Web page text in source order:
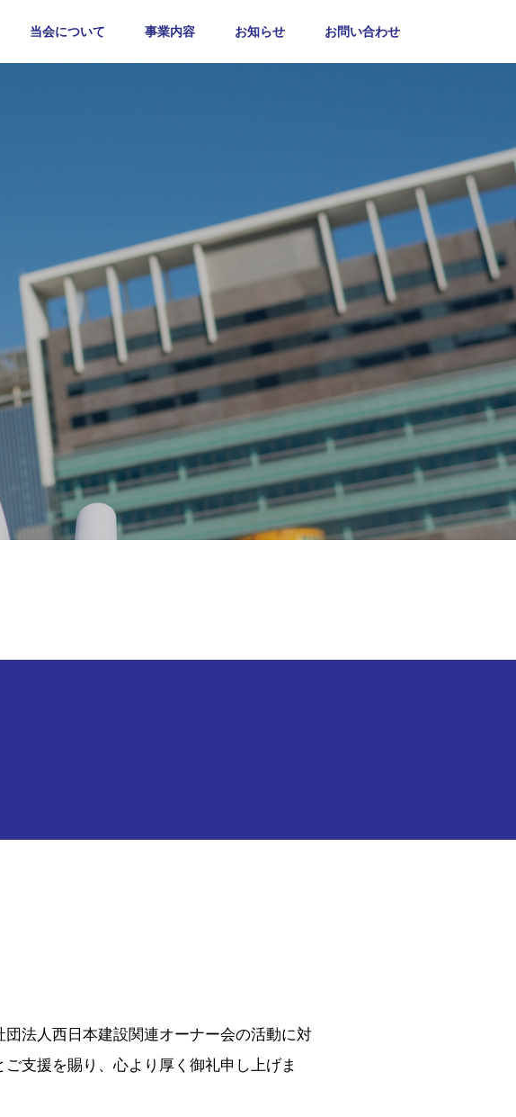
当会について 事業内容 お知らせ お問い合わせ
法人西日本建設関連オーナー会の活動に対
支援を賜り、心より厚く御礼申し上げま